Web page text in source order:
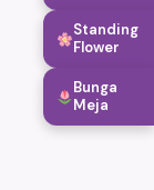
Standing
Flower
Bunga
Meja